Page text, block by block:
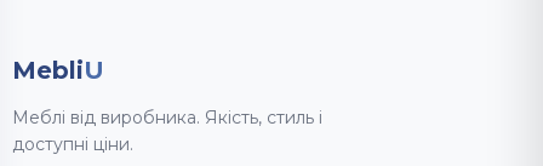
MebliU
Меблі від виробника. Якість, стиль і
доступні ціни.